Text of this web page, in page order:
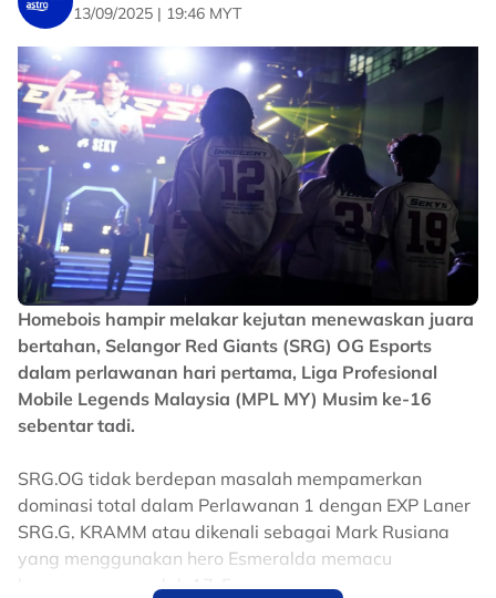
Namun, cabaran berbeza menanti di 'play-in' nanti
dengan format 'best of five' dimana — setiap pasukan
harus meraih tiga kemenangan mandatori.
Atas faktor itu, Homebois dalam keadaan bersiap
siaga bagi merangka perancangan pertempuran
dengan menawarkan elemen kejutan dalam draft
"Jurulatih penting untuk satukan kepakaran individu,
cara kami bermain adalah daripada jurulatih." kata
Gold Laner, Adam Hamidun.
13/09/2025 | 19:46 MYT
Homebois hampir melakar kejutan menewaskan juara
bertahan, Selangor Red Giants (SRG) OG Esports
dalam perlawanan hari pertama, Liga Profesional
Mobile Legends Malaysia (MPL MY) Musim ke-16
sebentar tadi.
SRG.OG tidak berdepan masalah mempamerkan
dominasi total dalam Perlawanan 1 dengan EXP Laner
SRG.G, KRAMM atau dikenali sebagai Mark Rusiana
yang menggunakan hero Esmeralda memacu
kemenangan mudah 17-5.